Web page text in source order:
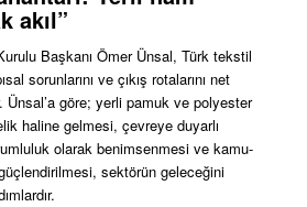
akıl”
Başkanı Ömer Ünsal, Türk tekstil
sorunlarını ve çıkış rotalarını net
göre; yerli pamuk ve polyester
haline gelmesi, çevreye duyarlı
olarak benimsenmesi ve kamu-
sektörün geleceğini